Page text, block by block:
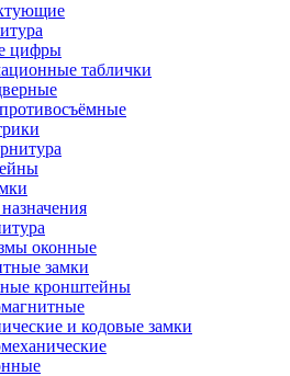
цифры
таблички
оконные
замки
кронштейны
и кодовые замки